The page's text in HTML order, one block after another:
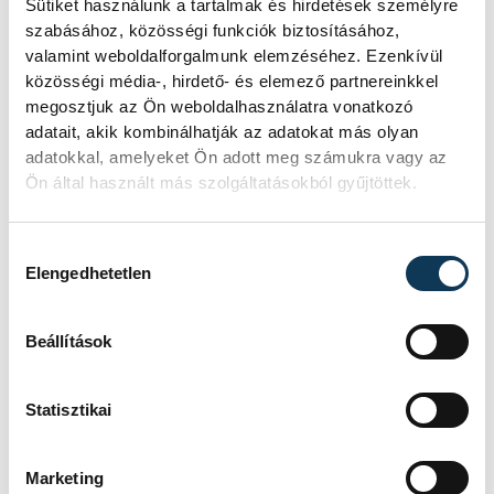
Sütiket használunk a tartalmak és hirdetések személyre
szabásához, közösségi funkciók biztosításához,
valamint weboldalforgalmunk elemzéséhez. Ezenkívül
közösségi média-, hirdető- és elemező partnereinkkel
megosztjuk az Ön weboldalhasználatra vonatkozó
adatait, akik kombinálhatják az adatokat más olyan
adatokkal, amelyeket Ön adott meg számukra vagy az
Ön által használt más szolgáltatásokból gyűjtöttek.
Elengedhetetlen
Beállítások
Statisztikai
Marketing
A Wham! több mint 30 éves slágere
minden idők legjobban gyűlölt
karácsonyi dala: az emberek sportot
űznek abból, hogy elkerüljék.
A darazsakat utálják, a
emberek
Újabb hasznos brit tanulmány.